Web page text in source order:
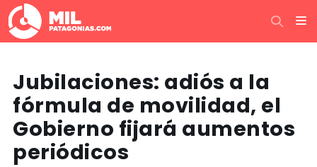
Jubilaciones: adiós a la
fórmula de movilidad, el
Gobierno fijará aumentos
periódicos